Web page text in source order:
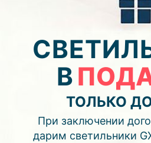
До конца акции:
02 17 46
дней часов мин.
Подробнее об акции >>
Монтаж
с фотопечатью и
В
ТОЛЬКО
При заключении
дарим светильники